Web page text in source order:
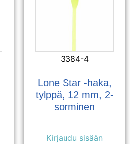
3384-4
Lone Star -haka,
tylppä, 12 mm, 2-
sorminen
Kirjaudu sisään